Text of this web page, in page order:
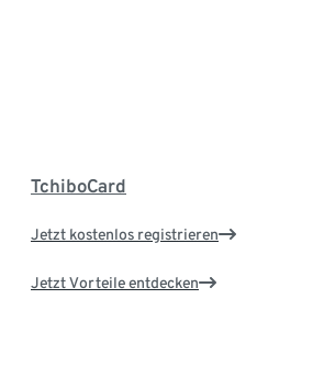
TchiboCard
Jetzt kostenlos registrieren
Jetzt Vorteile entdecken